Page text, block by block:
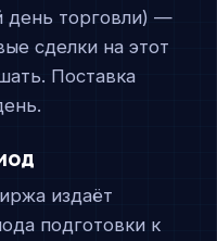
день торговли) —
сделки на этот
Поставка
издаёт
подготовки к